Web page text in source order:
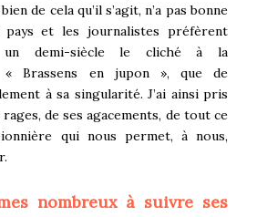
de cela qu’il s’agit, n’a pas bonne
pays et les journalistes préfèrent
un demi-siècle le cliché à la
« Brassens en jupon », que de
à sa singularité. J’ai ainsi pris
rages, de ses agacements, de tout ce
qui nous permet, à nous,
nombreux à suivre ses